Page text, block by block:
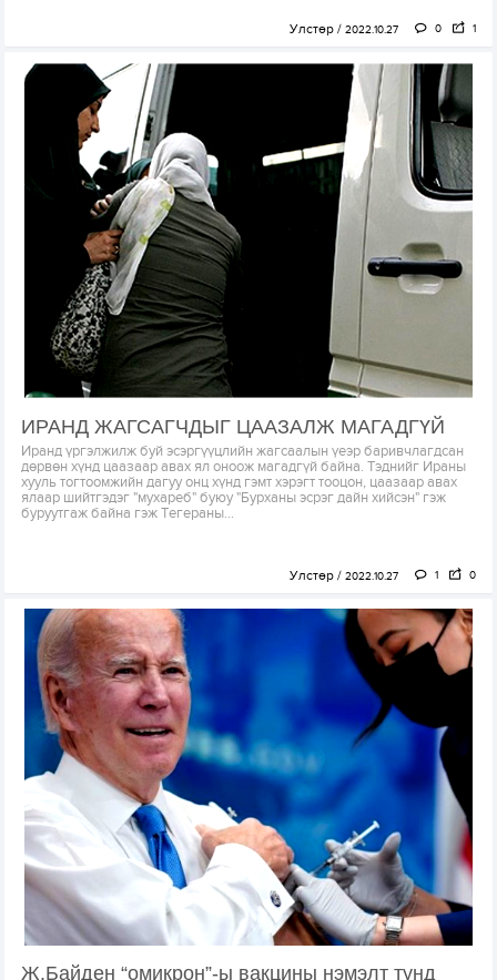
Улстөр 2022.10.27 0 1
ИРАНД ЖАГСАГЧДЫГ ЦААЗАЛЖ МАГАДГҮЙ
Иранд үргэлжилж буй эсэргүүцлийн жагсаалын үеэр баривчлагдсан
дөрвөн хүнд цаазаар авах ял оноож магадгүй байна. Тэднийг Ираны
хууль тогтоомжийн дагуу онц хүнд гэмт хэрэгт тооцон, цаазаар авах
ялаар шийтгэдэг "мухареб" буюу "Бурханы эсрэг дайн хийсэн" гэж
буруутгаж байна гэж Тегераны...
Улстөр 2022.10.27 1 0
Ж.Байден “омикрон”-ы вакцины нэмэлт тунд